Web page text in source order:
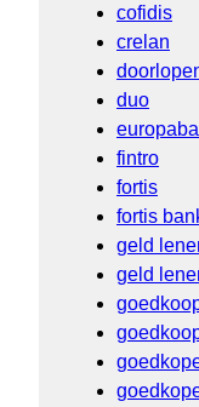
cofidis
crelan
duo
fintro
fortis
fortis
geld
geld